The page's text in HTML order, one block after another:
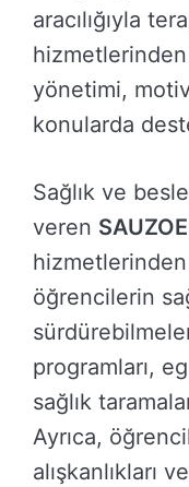
aracılığıyla
yönetimi,
konularda
Sağlık ve
veren
öğrencilerin
programları,
sağlık
Ayrıca,
alışkanlıkları